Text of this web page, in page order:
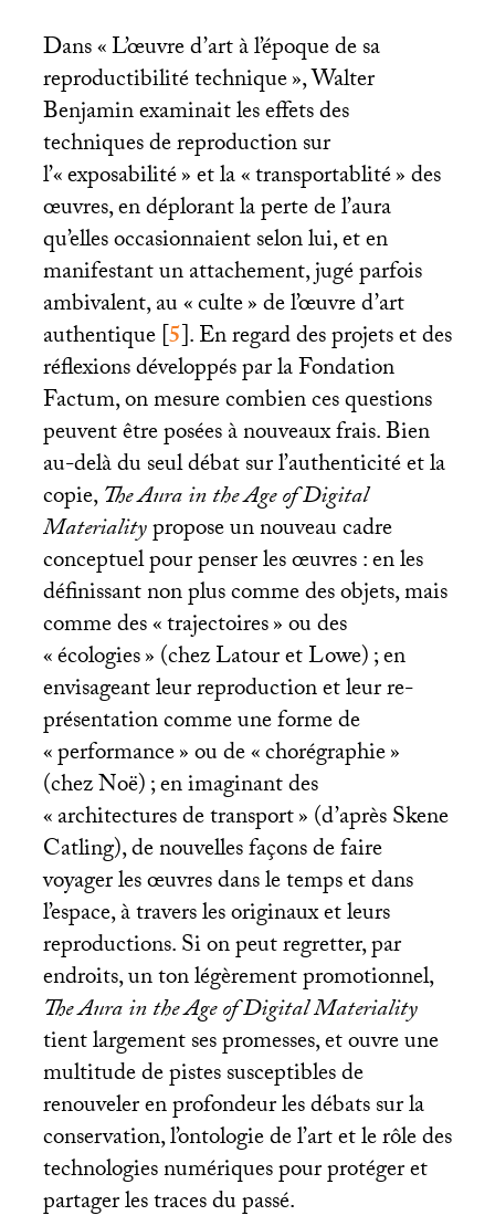
Dans «L’œuvre d’art à l’époque de sa
reproductibilité technique», Walter
Benjamin examinait les effets des
techniques de reproduction sur
l’«exposabilité» et la «transportablité» des
œuvres, en déplorant la perte de l’aura
qu’elles occasionnaient selon lui, et en
manifestant un attachement, jugé parfois
ambivalent, au «culte» de l’œuvre d’art
authentique[5]. En regard des projets et des
réflexions développés par la Fondation
Factum, on mesure combien ces questions
peuvent être posées à nouveaux frais. Bien
au-delà du seul débat sur l’authenticité et la
copie,The Aura in the Age of Digital
Materialitypropose un nouveau cadre
conceptuel pour penser les œuvres : en les
définissant non plus comme des objets, mais
comme des «trajectoires» ou des
«écologies» (chez Latour et Lowe); en
envisageant leur reproduction et leur re-
présentation comme une forme de
«performance» ou de «chorégraphie»
(chez Noë); en imaginant des
«architectures de transport» (d’après Skene
Catling), de nouvelles façons de faire
voyager les œuvres dans le temps et dans
l’espace, à travers les originaux et leurs
reproductions. Si on peut regretter, par
endroits, un ton légèrement promotionnel,
The Aura in the Age of Digital Materiality
tient largement ses promesses, et ouvre une
multitude de pistes susceptibles de
renouveler en profondeur les débats sur la
conservation, l’ontologie de l’art et le rôle des
technologies numériques pour protéger et
partager les traces du passé.